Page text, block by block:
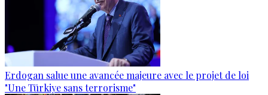
Erdogan salue une avancée majeure avec le projet de loi
"Une Türkiye sans terrorisme"